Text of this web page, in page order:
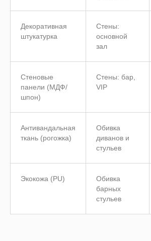
Декоративная
штукатурка
Стены:
основной
зал
Стеновые
панели (МДФ/
шпон)
Стены: бар,
VIP
Антивандальная
ткань (рогожка)
Обивка
диванов и
стульев
Экокожа (PU)
Обивка
барных
стульев